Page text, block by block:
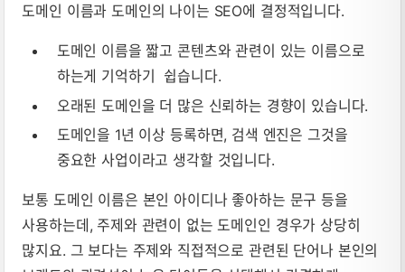
도메인 이름과 도메인의 나이는 SEO에 결정적입니다.
도메인 이름을 짧고 콘텐츠와 관련이 있는 이름으로
하는게 기억하기 쉽습니다.
오래된 도메인을 더 많은 신뢰하는 경향이 있습니다.
도메인을 1년 이상 등록하면, 검색 엔진은 그것을
중요한 사업이라고 생각할 것입니다.
보통 도메인 이름은 본인 아이디나 좋아하는 문구 등을
사용하는데, 주제와 관련이 없는 도메인인 경우가 상당히
많지요. 그 보다는 주제와 직접적으로 관련된 단어나 본인의